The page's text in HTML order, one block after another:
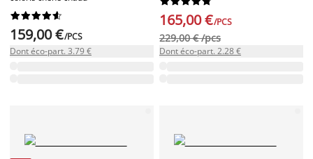






159,00 €/PCS
Dont éco-part. 3.79 €
165,00 €/PCS
229,00 € /pcs
Dont éco-part. 2.28 €